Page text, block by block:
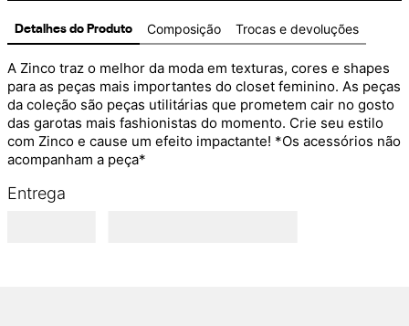
Detalhes do Produto Composição Trocas e devoluções
A Zinco traz o melhor da moda em texturas, cores e shapes
para as peças mais importantes do closet feminino. As peças
da coleção são peças utilitárias que prometem cair no gosto
das garotas mais fashionistas do momento. Crie seu estilo
com Zinco e cause um efeito impactante! *Os acessórios não
acompanham a peça*
Entrega